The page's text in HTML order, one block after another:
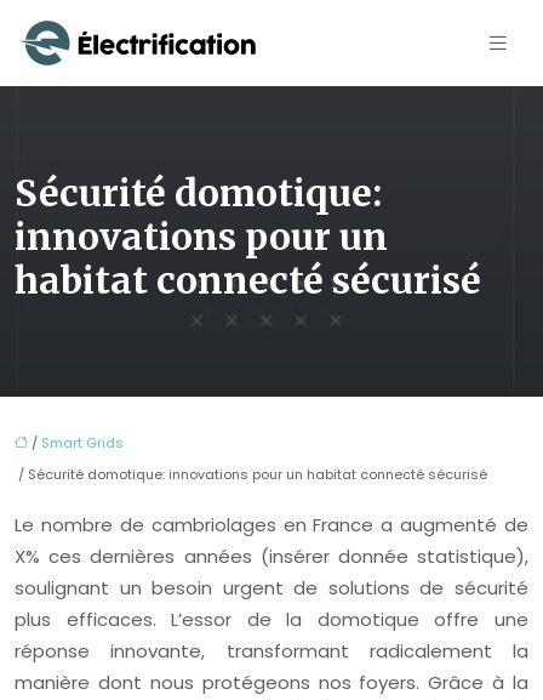
Sécurité domotique:
innovations pour un
habitat connecté sécurisé
/ Smart Grids
/ Sécurité domotique: innovations pour un habitat connecté sécurisé
Le nombre de cambriolages en France a augmenté de
X% ces dernières années (insérer donnée statistique),
soulignant un besoin urgent de solutions de sécurité
plus efficaces. L’essor de la domotique offre une
réponse innovante, transformant radicalement la
manière dont nous protégeons nos foyers. Grâce à la